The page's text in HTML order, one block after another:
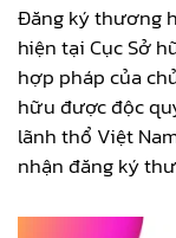
Đăng ký thương
hiện tại Cục Sở
hợp pháp của
hữu được độc
lãnh thổ Việt
nhận đăng ký